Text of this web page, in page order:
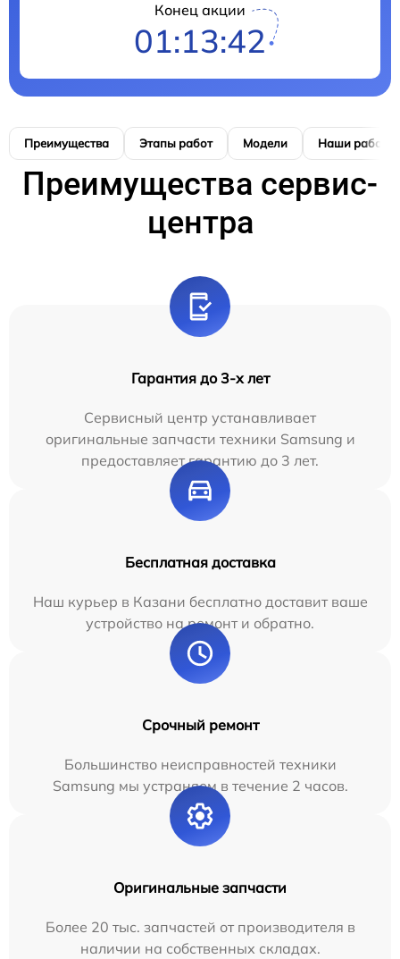
Конец акции
01:13:41
Преимущества Этапы работ Модели Наши работы
Преимущества сервис-
центра
Гарантия до 3-х лет
Сервисный центр устанавливает
оригинальные запчасти техники Samsung и
предоставляет гарантию до 3 лет.
Бесплатная доставка
Наш курьер в Казани бесплатно доставит ваше
устройство на ремонт и обратно.
Срочный ремонт
Большинство неисправностей техники
Samsung мы устраняем в течение 2 часов.
Оригинальные запчасти
Более 20 тыс. запчастей от производителя в
наличии на собственных складах.